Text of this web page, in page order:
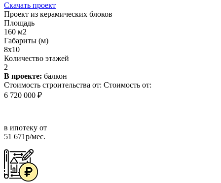
Скачать проект
Проект из керамических блоков
Площадь
160 м2
Габариты (м)
8x10
Количество этажей
2
В проекте: балкон
Стоимость строительства от: Стоимость от:
6 720 000 ₽
в ипотеку от
51 671р/мес.